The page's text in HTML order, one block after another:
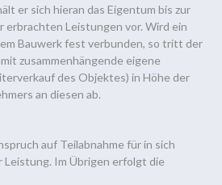
er sich hieran das Eigentum bis zur
erbrachten Leistungen vor. Wird ein
Bauwerk fest verbunden, so tritt der
zusammenhängende eigene
des Objektes) in Höhe der
an diesen ab.
auf Teilabnahme für in sich
Leistung. Im Übrigen erfolgt die